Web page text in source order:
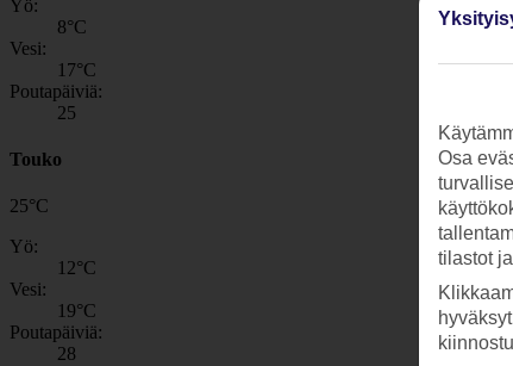
Yö:
8°C
Vesi:
17°C
Poutapäiviä:
25
Touko
25°C
Yö:
12°C
Vesi:
19°C
Poutapäiviä:
28
Osa
tilastot